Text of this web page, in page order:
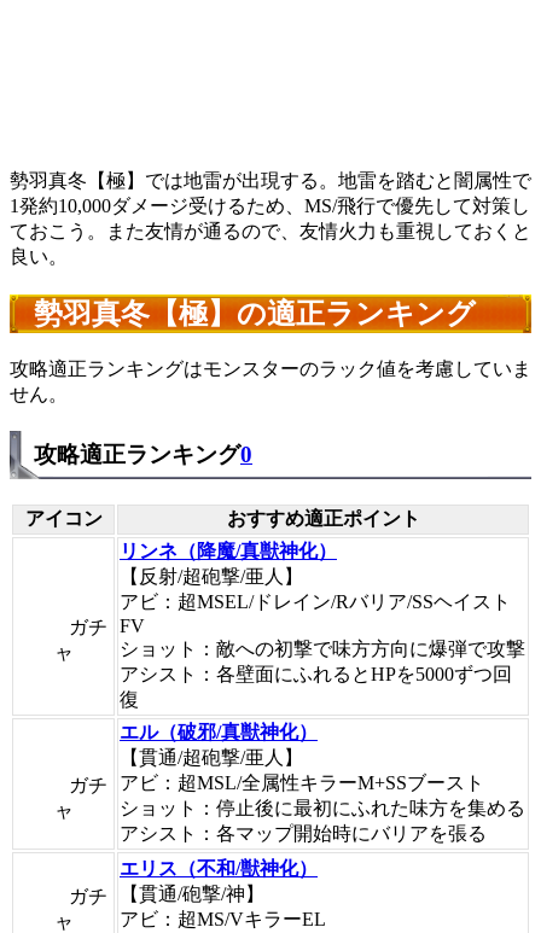
勢羽真冬【極】では地雷が出現する。地雷を踏むと闇属性で
1発約10,000ダメージ受けるため、MS/飛行で優先して対策し
ておこう。また友情が通るので、友情火力も重視しておくと
良い。
勢羽真冬【極】の適正ランキング
攻略適正ランキングはモンスターのラック値を考慮していま
せん。
攻略適正ランキング0
アイコン おすすめ適正ポイント
ガチ
ャ
リンネ（降魔/真獣神化）
【反射/超砲撃/亜人】
アビ：超MSEL/ドレイン/Rバリア/SSヘイスト
FV
ショット：敵への初撃で味方方向に爆弾で攻撃
アシスト：各壁面にふれるとHPを5000ずつ回
復
ガチ
ャ
エル（破邪/真獣神化）
【貫通/超砲撃/亜人】
アビ：超MSL/全属性キラーM+SSブースト
ショット：停止後に最初にふれた味方を集める
アシスト：各マップ開始時にバリアを張る
ガチ
ャ
エリス（不和/獣神化）
【貫通/砲撃/神】
アビ：超MS/VキラーEL